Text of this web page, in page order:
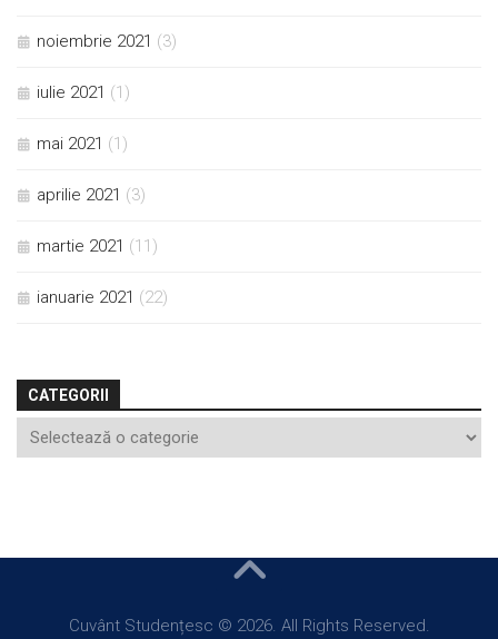
noiembrie 2021 (3)
iulie 2021 (1)
mai 2021 (1)
aprilie 2021 (3)
martie 2021 (11)
ianuarie 2021 (22)
CATEGORII
Cuvânt Studențesc © 2026. All Rights Reserved.